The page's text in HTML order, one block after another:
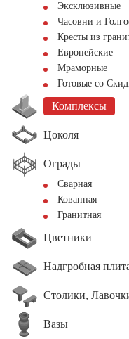
Эксклюзивные
Часовни и
Кресты из
Европейские
Мраморные
Готовые со
Комплексы
Цоколя
Ограды
Сварная
Кованная
Гранитная
Цветники
Надгробная
Столики,
Вазы